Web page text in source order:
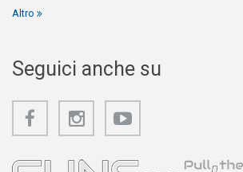
Altro
Seguici anche su